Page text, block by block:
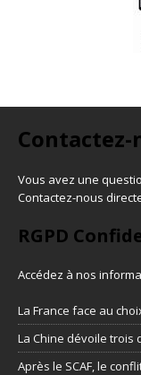
Contactez-
Vous avez une
Contactez-nous
RGPD
Accédez à nos
La France face au
La Chine dévoile
Après le SCAF, le